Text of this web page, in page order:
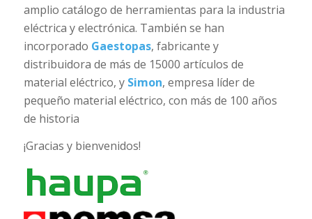
amplio catálogo de herramientas para la industria
eléctrica y electrónica. También se han
incorporado Gaestopas, fabricante y
distribuidora de más de 15000 artículos de
material eléctrico, y Simon, empresa líder de
pequeño material eléctrico, con más de 100 años
de historia
¡Gracias y bienvenidos!